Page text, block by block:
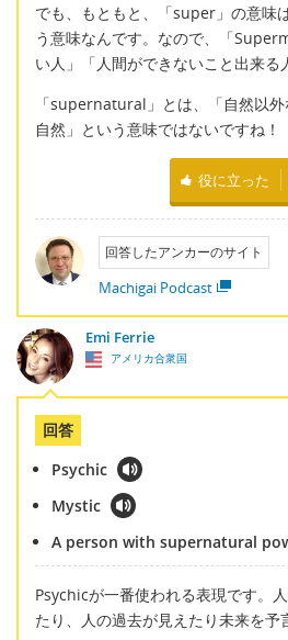
でも、もともと、「super」の意味
う意味なんです。なので、「
い人」「人間ができないこと出来る
「supernatural」とは、「自然以外
自然」という意味ではないですね！
役に立った
回答したアンカーのサイト
Machigai Podcast
Emi Ferrie
アメリカ合衆国
回答
Psychic
Mystic
A person with supernatural
Psychicが一番使われる表現です。
たり、人の過去が見えたり未来を予